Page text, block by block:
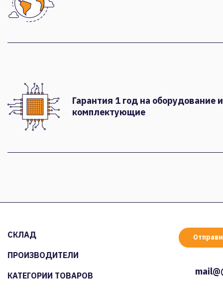
Гарантия 1 год на оборудование и
комплектующие
СКЛАД
ПРОИЗВОДИТЕЛИ
КАТЕГОРИИ ТОВАРОВ